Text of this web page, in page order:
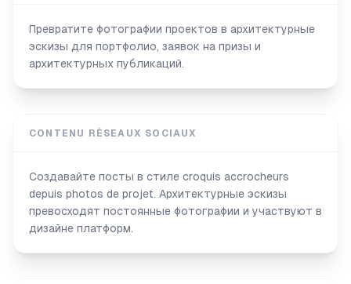
Превратите фотографии проектов в архитектурные
эскизы для портфолио, заявок на призы и
архитектурных публикаций.
CONTENU RÉSEAUX SOCIAUX
Создавайте посты в стиле croquis accrocheurs
depuis photos de projet. Архитектурные эскизы
превосходят постоянные фотографии и участвуют в
дизайне платформ.